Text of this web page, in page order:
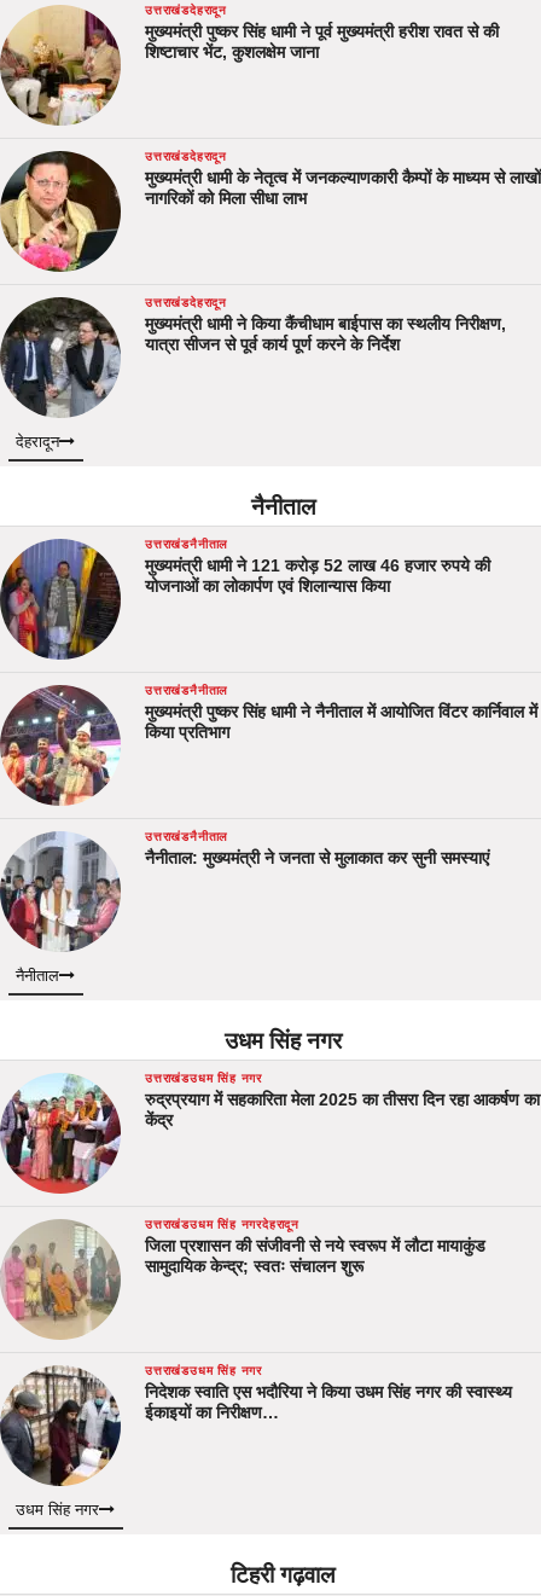
उत्तराखंडदेहरादून
मुख्यमंत्री पुष्कर सिंह धामी ने पूर्व मुख्यमंत्री हरीश रावत से की
शिष्टाचार भेंट, कुशलक्षेम जाना
उत्तराखंडदेहरादून
मुख्यमंत्री धामी के नेतृत्व में जनकल्याणकारी कैम्पों के माध्यम से लाखों
नागरिकों को मिला सीधा लाभ
उत्तराखंडदेहरादून
मुख्यमंत्री धामी ने किया कैंचीधाम बाईपास का स्थलीय निरीक्षण,
यात्रा सीजन से पूर्व कार्य पूर्ण करने के निर्देश
देहरादून
नैनीताल
उत्तराखंडनैनीताल
मुख्यमंत्री धामी ने 121 करोड़ 52 लाख 46 हजार रुपये की
योजनाओं का लोकार्पण एवं शिलान्यास किया
उत्तराखंडनैनीताल
मुख्यमंत्री पुष्कर सिंह धामी ने नैनीताल में आयोजित विंटर कार्निवाल में
किया प्रतिभाग
उत्तराखंडनैनीताल
नैनीताल: मुख्यमंत्री ने जनता से मुलाकात कर सुनी समस्याएं
नैनीताल
उधम सिंह नगर
उत्तराखंडउधम सिंह नगर
रुद्रप्रयाग में सहकारिता मेला 2025 का तीसरा दिन रहा आकर्षण का
केंद्र
उत्तराखंडउधम सिंह नगरदेहरादून
जिला प्रशासन की संजीवनी से नये स्वरूप में लौटा मायाकुंड
सामुदायिक केन्द्र; स्वतः संचालन शुरू
उत्तराखंडउधम सिंह नगर
निदेशक स्वाति एस भदौरिया ने किया उधम सिंह नगर की स्वास्थ्य
ईकाइयों का निरीक्षण…
उधम सिंह नगर
टिहरी गढ़वाल